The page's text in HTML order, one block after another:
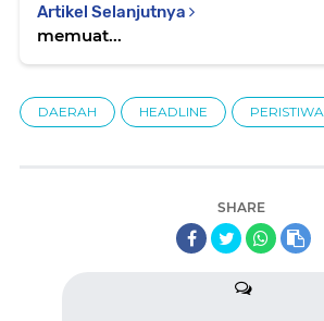
Artikel Selanjutnya
memuat...
DAERAH HEADLINE PERISTIWA
SHARE